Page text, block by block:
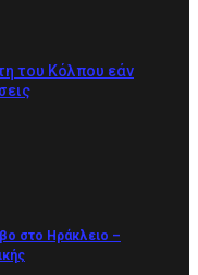
του Κόλπου εάν
στο Ηράκλειο –